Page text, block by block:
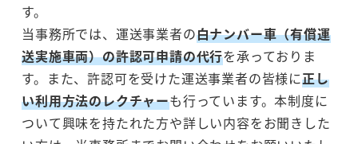
す。
当事務所では、運送事業者の白ナンバー車（有償運
送実施車両）の許認可申請の代行を承っておりま
す。また、許認可を受けた運送事業者の皆様に正し
い利用方法のレクチャーも行っています。本制度に
ついて興味を持たれた方や詳しい内容をお聞きした